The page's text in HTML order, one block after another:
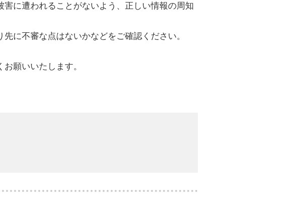
に遭われることがないよう、正しい情報の周知
に不審な点はないかなどをご確認ください。
願いいたします。